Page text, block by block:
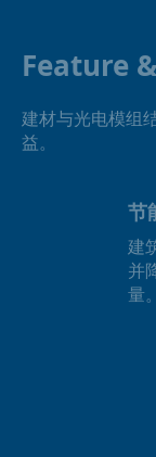
Feature
建材与光电模组结
益。
节
建
并
量。